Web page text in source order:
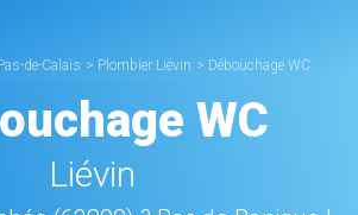
de-Calais > Plombier Liévin > Débouchage WC
WC
Liévin